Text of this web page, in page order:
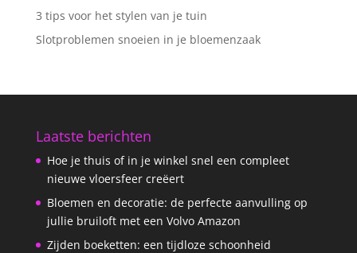
3 tips voor het stylen van je tuin
Slotproblemen snoeien in je bloemenzaak
Laatste berichten
Hoe je thuis of in je winkel snel een compleet
nieuwe vloersfeer creëert
Bloemen en decoratie: de perfecte aanvulling op
jullie bruiloft met een Volvo Amazon
Zijden boeketten: een tijdloze schoonheid